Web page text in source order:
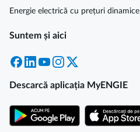
Energie electrică cu prețuri dinamice
Suntem și aici
Facebook
LinkedInYouTubeInstagram
Descarcă aplicația MyENGIE